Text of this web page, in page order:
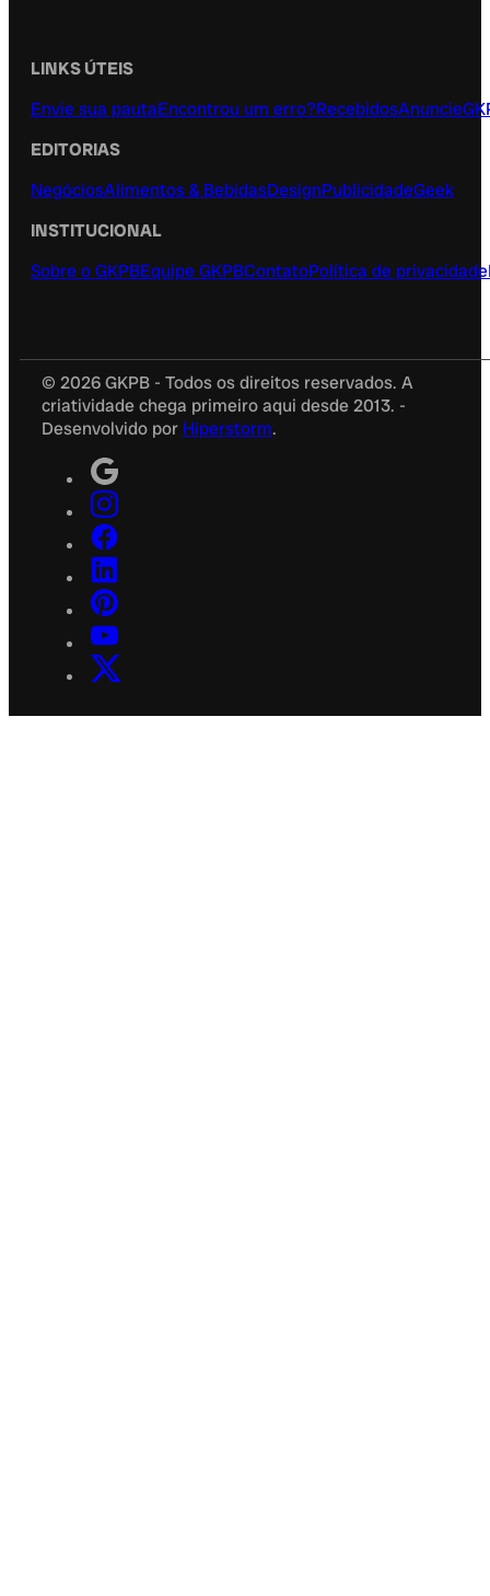
LINKS ÚTEIS
Envie sua pautaEncontrou um erro?RecebidosAnuncie
EDITORIAS
NegóciosAlimentos & BebidasDesignPublicidadeGeek
INSTITUCIONAL
Sobre o GKPBEquipe GKPBContatoPolítica de privacidade
© 2026 GKPB - Todos os direitos reservados. A
criatividade chega primeiro aqui desde 2013. -
Desenvolvido por Hiperstorm.